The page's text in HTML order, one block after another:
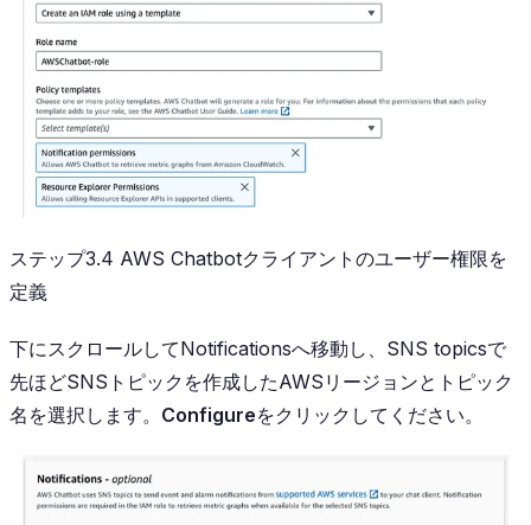
ステップ3.4 AWS Chatbotクライアントのユーザー権限を
定義
下にスクロールしてNotificationsへ移動し、SNS topicsで
先ほどSNSトピックを作成したAWSリージョンとトピック
名を選択します。 Configureをクリックしてください。